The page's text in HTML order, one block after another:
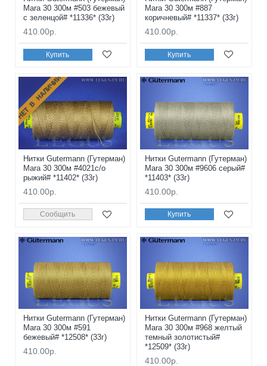
Mara 30 300м #503 бежевый
с зеленцой# *11336* (33г)
410.00р.
Купить
Mara 30 300м #887
коричневый# *11337* (33г)
410.00р.
Купить
НЕТ В НАЛИЧИИ
Нитки Gutermann (Гутерман)
Mara 30 300м #4021с/о
рыжий# *11402* (33г)
410.00р.
Сообщить
Нитки Gutermann (Гутерман)
Mara 30 300м #9606 серый#
*11403* (33г)
410.00р.
Купить
Нитки Gutermann (Гутерман)
Mara 30 300м #591
бежевый# *12508* (33г)
410.00р.
Нитки Gutermann (Гутерман)
Mara 30 300м #968 желтый
темный золотистый#
*12509* (33г)
410.00р.